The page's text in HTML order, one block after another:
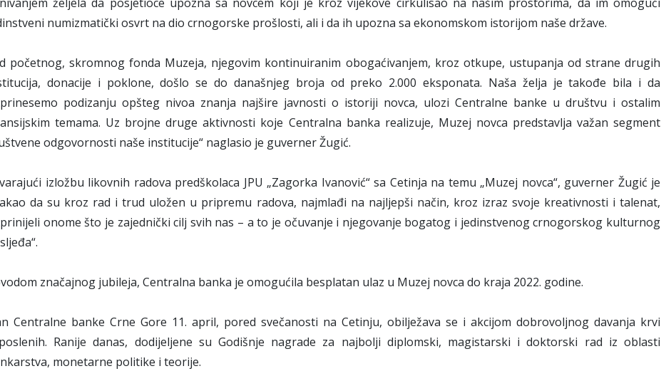
numizmatički osvrt na dio crnogorske prošlosti, ali i da ih upozna sa ekonomskom istorijom naše države.
početnog, skromnog fonda Muzeja, njegovim kontinuiranim obogaćivanjem, kroz otkupe, ustupanja od strane drugih
donacije i poklone, došlo se do današnjeg broja od preko 2.000 eksponata. Naša želja je takođe bila i da
podizanju opšteg nivoa znanja najšire javnosti o istoriji novca, ulozi Centralne banke u društvu i ostalim
temama. Uz brojne druge aktivnosti koje Centralna banka realizuje, Muzej novca predstavlja važan segment
odgovornosti naše institucije“ naglasio je guverner Žugić.
izložbu likovnih radova predškolaca JPU „Zagorka Ivanović“ sa Cetinja na temu „Muzej novca“, guverner Žugić je
da su kroz rad i trud uložen u pripremu radova, najmlađi na najljepši način, kroz izraz svoje kreativnosti i talenat,
onome što je zajednički cilj svih nas – a to je očuvanje i njegovanje bogatog i jedinstvenog crnogorskog kulturnog
značajnog jubileja, Centralna banka je omogućila besplatan ulaz u Muzej novca do kraja 2022. godine.
Centralne banke Crne Gore 11. april, pored svečanosti na Cetinju, obilježava se i akcijom dobrovoljnog davanja krvi
Ranije danas, dodijeljene su Godišnje nagrade za najbolji diplomski, magistarski i doktorski rad iz oblasti
monetarne politike i teorije.